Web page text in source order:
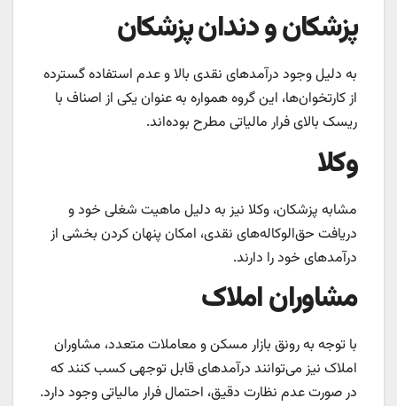
پزشکان و دندان پزشکان
به دلیل وجود درآمدهای نقدی بالا و عدم استفاده گسترده
از کارتخوان‌ها، این گروه همواره به عنوان یکی از اصناف با
ریسک بالای فرار مالیاتی مطرح بوده‌اند.
وکلا
مشابه پزشکان، وکلا نیز به دلیل ماهیت شغلی خود و
دریافت حق‌الوکاله‌های نقدی، امکان پنهان کردن بخشی از
درآمدهای خود را دارند.
مشاوران املاک
با توجه به رونق بازار مسکن و معاملات متعدد، مشاوران
املاک نیز می‌توانند درآمدهای قابل توجهی کسب کنند که
در صورت عدم نظارت دقیق، احتمال فرار مالیاتی وجود دارد.